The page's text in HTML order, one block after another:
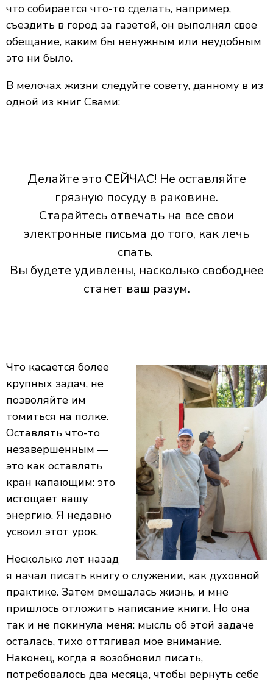
что собирается что-то сделать, например,
съездить в город за газетой, он выполнял свое
обещание, каким бы ненужным или неудобным
это ни было.
В мелочах жизни следуйте совету, данному в из
одной из книг Свами:
Делайте это СЕЙЧАС! Не оставляйте
грязную посуду в раковине.
Старайтесь отвечать на все свои
электронные письма до того, как лечь
спать.
Вы будете удивлены, насколько свободнее
станет ваш разум.
Что касается более
крупных задач, не
позволяйте им
томиться на полке.
Оставлять что-то
незавершенным —
это как оставлять
кран капающим: это
истощает вашу
энергию. Я недавно
усвоил этот урок.
Несколько лет назад
я начал писать книгу о служении, как духовной
практике. Затем вмешалась жизнь, и мне
пришлось отложить написание книги. Но она
так и не покинула меня: мысль об этой задаче
осталась, тихо оттягивая мое внимание.
Наконец, когда я возобновил писать,
потребовалось два месяца, чтобы вернуть себе